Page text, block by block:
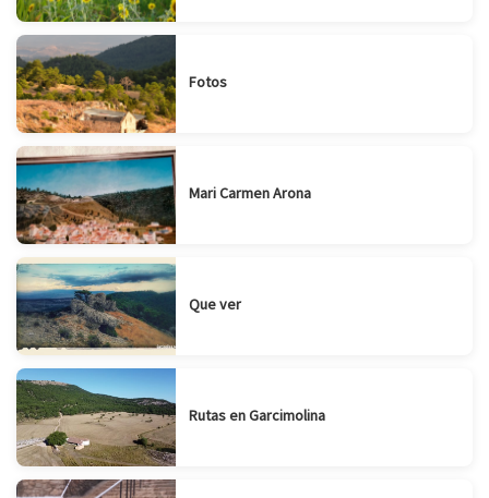
Fotos
Mari Carmen Arona
Que ver
Rutas en Garcimolina